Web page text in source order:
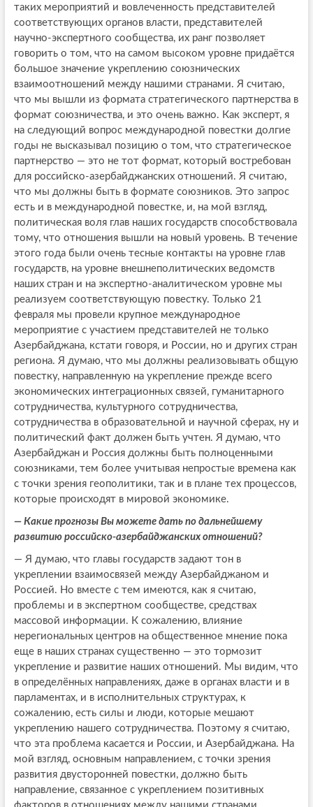
таких мероприятий и вовлеченность представителей
соответствующих органов власти, представителей
научно-экспертного сообщества, их ранг позволяет
говорить о том, что на самом высоком уровне придаётся
большое значение укреплению союзнических
взаимоотношений между нашими странами. Я считаю,
что мы вышли из формата стратегического партнерства в
формат союзничества, и это очень важно. Как эксперт, я
на следующий вопрос международной повестки долгие
годы не высказывал позицию о том, что стратегическое
партнерство — это не тот формат, который востребован
для российско-азербайджанских отношений. Я считаю,
что мы должны быть в формате союзников. Это запрос
есть и в международной повестке, и, на мой взгляд,
политическая воля глав наших государств способствовала
тому, что отношения вышли на новый уровень. В течение
этого года были очень тесные контакты на уровне глав
государств, на уровне внешнеполитических ведомств
наших стран и на экспертно-аналитическом уровне мы
реализуем соответствующую повестку. Только 21
февраля мы провели крупное международное
мероприятие с участием представителей не только
Азербайджана, кстати говоря, и России, но и других стран
региона. Я думаю, что мы должны реализовывать общую
повестку, направленную на укрепление прежде всего
экономических интеграционных связей, гуманитарного
сотрудничества, культурного сотрудничества,
сотрудничества в образовательной и научной сферах, ну и
политический факт должен быть учтен. Я думаю, что
Азербайджан и Россия должны быть полноценными
союзниками, тем более учитывая непростые времена как
с точки зрения геополитики, так и в плане тех процессов,
которые происходят в мировой экономике.
— Какие прогнозы Вы можете дать по дальнейшему
развитию российско-азербайджанских отношений?
— Я думаю, что главы государств задают тон в
укреплении взаимосвязей между Азербайджаном и
Россией. Но вместе с тем имеются, как я считаю,
проблемы и в экспертном сообществе, средствах
массовой информации. К сожалению, влияние
нерегиональных центров на общественное мнение пока
еще в наших странах существенно — это тормозит
укрепление и развитие наших отношений. Мы видим, что
в определённых направлениях, даже в органах власти и в
парламентах, и в исполнительных структурах, к
сожалению, есть силы и люди, которые мешают
укреплению нашего сотрудничества. Поэтому я считаю,
что эта проблема касается и России, и Азербайджана. На
мой взгляд, основным направлением, с точки зрения
развития двусторонней повестки, должно быть
направление, связанное с укреплением позитивных